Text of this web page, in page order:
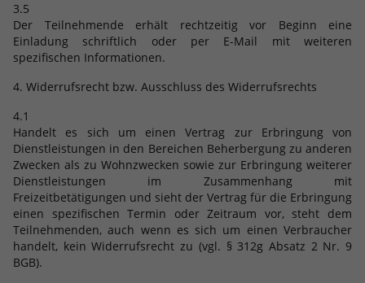
3.5
Der Teilnehmende erhält rechtzeitig vor Beginn eine
Einladung schriftlich oder per E-Mail mit weiteren
spezifischen Informationen.
4. Widerrufsrecht bzw. Ausschluss des Widerrufsrechts
4.1
Handelt es sich um einen Vertrag zur Erbringung von
Dienstleistungen in den Bereichen Beherbergung zu anderen
Zwecken als zu Wohnzwecken sowie zur Erbringung weiterer
Dienstleistungen im Zusammenhang mit
Freizeitbetätigungen und sieht der Vertrag für die Erbringung
einen spezifischen Termin oder Zeitraum vor, steht dem
Teilnehmenden, auch wenn es sich um einen Verbraucher
handelt, kein Widerrufsrecht zu (vgl. § 312g Absatz 2 Nr. 9
BGB).
Anbieter Google LLC
zu erhalten.